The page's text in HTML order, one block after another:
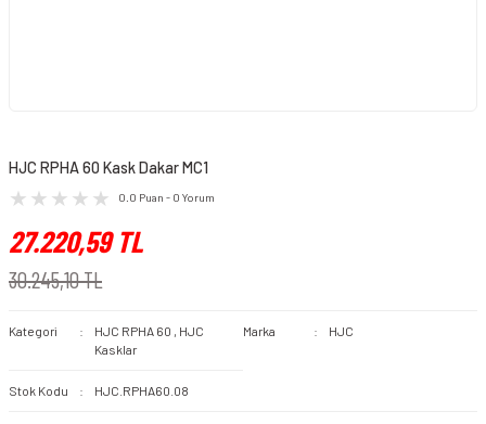
HJC RPHA 60 Kask Dakar MC1
0.0 Puan - 0 Yorum
27.220,59 TL
30.245,10 TL
Kategori HJC RPHA 60 , HJC
Kasklar
Marka HJC
Stok Kodu HJC.RPHA60.08